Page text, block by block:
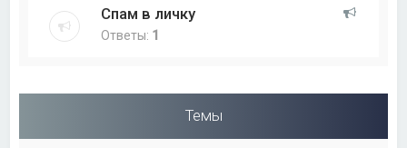
Спам в личку
Ответы: 1
Темы